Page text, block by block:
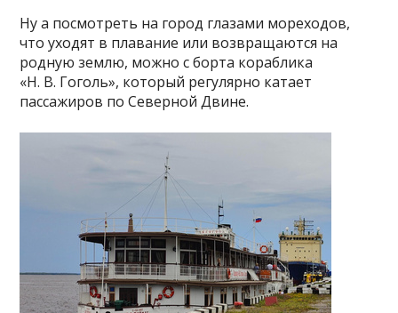
Ну а посмотреть на город глазами мореходов,
что уходят в плавание или возвращаются на
родную землю, можно с борта кораблика
«Н. В. Гоголь», который регулярно катает
пассажиров по Северной Двине.